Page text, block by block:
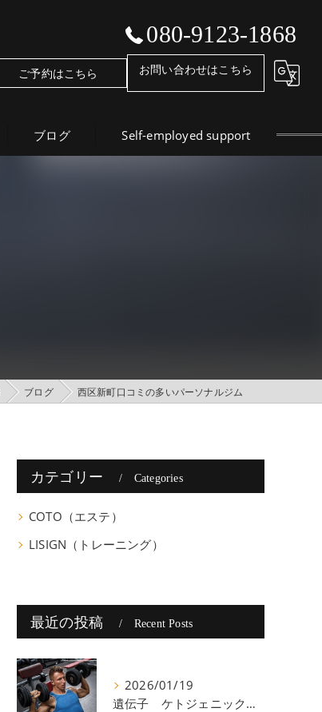
080-9123-1868
ご予約はこちら お問い合わせはこちら
ブログ Self-employed support
ブログ 西区新町口コミの多いパーソナルジム
カテゴリー Categories
COTO（エステ）
LISIGN（トレーニング）
最近の投稿 Recent Posts
2026/01/19
遺伝子 ケトジェニック 八尾